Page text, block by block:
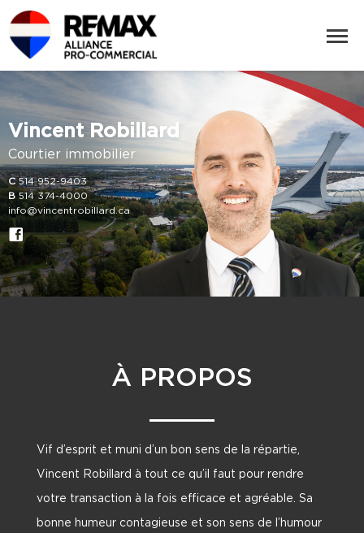
Vincent Robillard
Courtier immobilier
C 514 952-9403
B 514 374-4000
info@vincentrobillard.ca
À PROPOS
Vif d’esprit et muni d’un bon sens de la répartie,
Vincent Robillard à tout ce qu’il faut pour rendre
votre transaction à la fois efficace et agréable. Sa
bonne humeur contagieuse et son sens de l’humour